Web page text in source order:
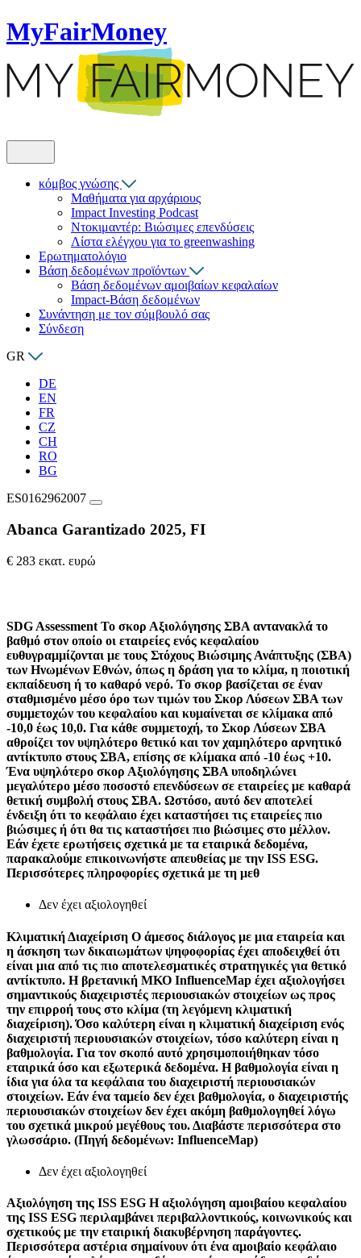
MyFairMoney
κόμβος γνώσης
Μαθήματα για αρχάριους
Impact Investing Podcast
Ντοκιμαντέρ: Βιώσιμες επενδύσεις
Λίστα ελέγχου για το greenwashing
Ερωτηματολόγιο
Βάση δεδομένων προϊόντων
Βάση δεδομένων αμοιβαίων κεφαλαίων
Impact-Βάση δεδομένων
Συνάντηση με τον σύμβουλό σας
Σύνδεση
GR
DE
EN
FR
CZ
CH
RO
BG
ES0162962007
Abanca Garantizado 2025, FI
€ 283 εκατ. ευρώ
SDG Assessment Το σκορ Αξιολόγησης ΣΒΑ αντανακλά το
βαθμό στον οποίο οι εταιρείες ενός κεφαλαίου
ευθυγραμμίζονται με τους Στόχους Βιώσιμης Ανάπτυξης (ΣΒΑ)
των Ηνωμένων Εθνών, όπως η δράση για το κλίμα, η ποιοτική
εκπαίδευση ή το καθαρό νερό. Το σκορ βασίζεται σε έναν
σταθμισμένο μέσο όρο των τιμών του Σκορ Λύσεων ΣΒΑ των
συμμετοχών του κεφαλαίου και κυμαίνεται σε κλίμακα από
-10,0 έως 10,0. Για κάθε συμμετοχή, το Σκορ Λύσεων ΣΒΑ
αθροίζει τον υψηλότερο θετικό και τον χαμηλότερο αρνητικό
αντίκτυπο στους ΣΒΑ, επίσης σε κλίμακα από -10 έως +10.
Ένα υψηλότερο σκορ Αξιολόγησης ΣΒΑ υποδηλώνει
μεγαλύτερο μέσο ποσοστό επενδύσεων σε εταιρείες με καθαρά
θετική συμβολή στους ΣΒΑ. Ωστόσο, αυτό δεν αποτελεί
ένδειξη ότι το κεφάλαιο έχει καταστήσει τις εταιρείες πιο
βιώσιμες ή ότι θα τις καταστήσει πιο βιώσιμες στο μέλλον.
Εάν έχετε ερωτήσεις σχετικά με τα εταιρικά δεδομένα,
παρακαλούμε επικοινωνήστε απευθείας με την ISS ESG.
Περισσότερες πληροφορίες σχετικά με τη μεθ
Δεν έχει αξιολογηθεί
Κλιματική Διαχείριση Ο άμεσος διάλογος με μια εταιρεία και
η άσκηση των δικαιωμάτων ψηφοφορίας έχει αποδειχθεί ότι
είναι μια από τις πιο αποτελεσματικές στρατηγικές για θετικό
αντίκτυπο. Η βρετανική ΜΚΟ InfluenceMap έχει αξιολογήσει
σημαντικούς διαχειριστές περιουσιακών στοιχείων ως προς
την επιρροή τους στο κλίμα (τη λεγόμενη κλιματική
διαχείριση). Όσο καλύτερη είναι η κλιματική διαχείριση ενός
διαχειριστή περιουσιακών στοιχείων, τόσο καλύτερη είναι η
βαθμολογία. Για τον σκοπό αυτό χρησιμοποιήθηκαν τόσο
εταιρικά όσο και εξωτερικά δεδομένα. Η βαθμολογία είναι η
ίδια για όλα τα κεφάλαια του διαχειριστή περιουσιακών
στοιχείων. Εάν ένα ταμείο δεν έχει βαθμολογία, ο διαχειριστής
περιουσιακών στοιχείων δεν έχει ακόμη βαθμολογηθεί λόγω
του σχετικά μικρού μεγέθους του. Διαβάστε περισσότερα στο
γλωσσάριο. (Πηγή δεδομένων: InfluenceMap)
Δεν έχει αξιολογηθεί
Αξιολόγηση της ISS ESG Η αξιολόγηση αμοιβαίου κεφαλαίου
της ISS ESG περιλαμβάνει περιβαλλοντικούς, κοινωνικούς και
σχετικούς με την εταιρική διακυβέρνηση παράγοντες.
Περισσότερα αστέρια σημαίνουν ότι ένα αμοιβαίο κεφάλαιο